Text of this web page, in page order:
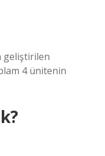
geliştirilen
4 ünitenin